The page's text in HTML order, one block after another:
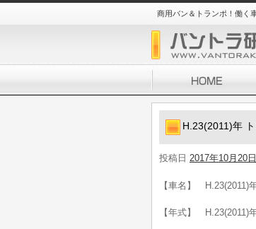
商用バン＆トランポ！働く
H.23(2011)年
投稿日 2017年10月20日
【車名】 H.23(2011)
【年式】 H.23(2011)